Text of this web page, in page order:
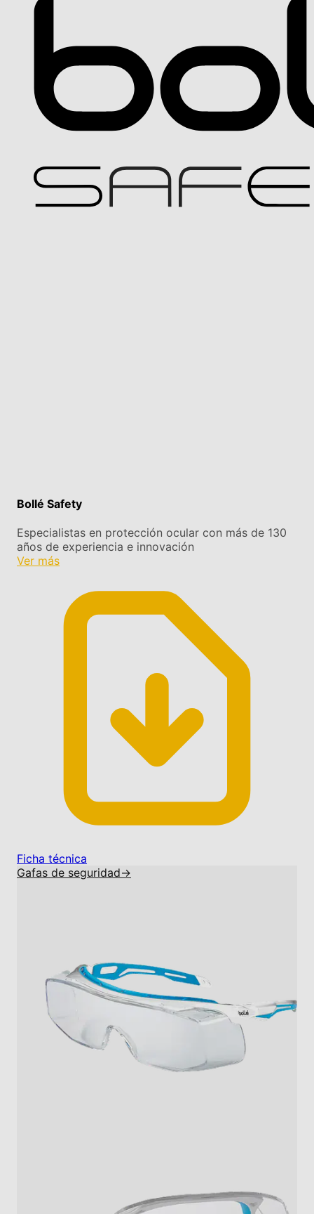
Bollé Safety
Especialistas en protección ocular con más de 130
años de experiencia e innovación
Ver más
Ficha técnica
Gafas de seguridad→